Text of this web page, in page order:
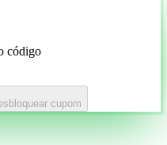
código
cupom